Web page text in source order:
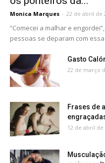
Monica Marques - 22 de abril de
“Comecei a malhar e
pessoas se deparam com
Gasto
22 de março
Frases de
12 de abril de